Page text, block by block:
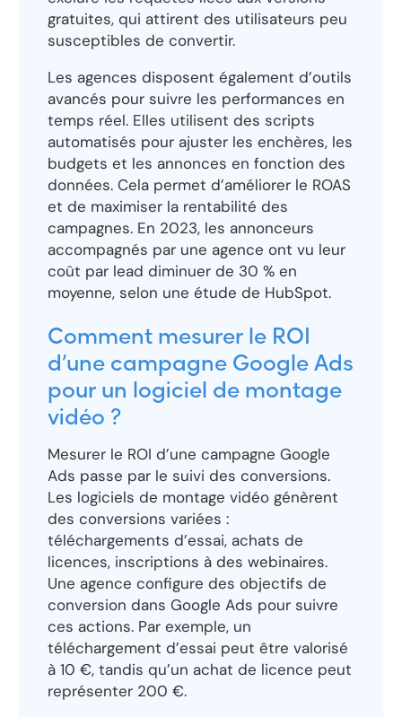
gratuites, qui attirent des utilisateurs peu
susceptibles de convertir.
Les agences disposent également d’outils
avancés pour suivre les performances en
temps réel. Elles utilisent des scripts
automatisés pour ajuster les enchères, les
budgets et les annonces en fonction des
données. Cela permet d’améliorer le ROAS
et de maximiser la rentabilité des
campagnes. En 2023, les annonceurs
accompagnés par une agence ont vu leur
coût par lead diminuer de 30 % en
moyenne, selon une étude de HubSpot.
Comment mesurer le ROI
d’une campagne Google Ads
pour un logiciel de montage
vidéo ?
Mesurer le ROI d’une campagne Google
Ads passe par le suivi des conversions.
Les logiciels de montage vidéo génèrent
des conversions variées :
téléchargements d’essai, achats de
licences, inscriptions à des webinaires.
Une agence configure des objectifs de
conversion dans Google Ads pour suivre
ces actions. Par exemple, un
téléchargement d’essai peut être valorisé
à 10 €, tandis qu’un achat de licence peut
représenter 200 €.